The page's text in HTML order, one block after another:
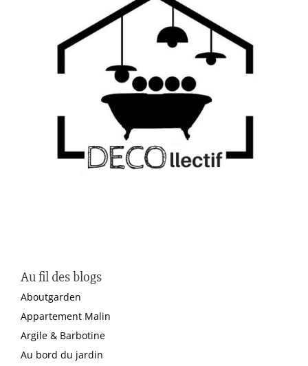
Au fil des blogs
Aboutgarden
Appartement Malin
Argile & Barbotine
Au bord du jardin